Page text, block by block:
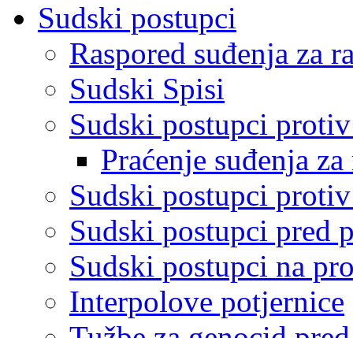
Sudski postupci
Raspored suđenja za
Sudski Spisi
Sudski postupci
Praćenje suđenja
Sudski postupci
Sudski postupci pred
Sudski postupci na
Interpolove potjernice